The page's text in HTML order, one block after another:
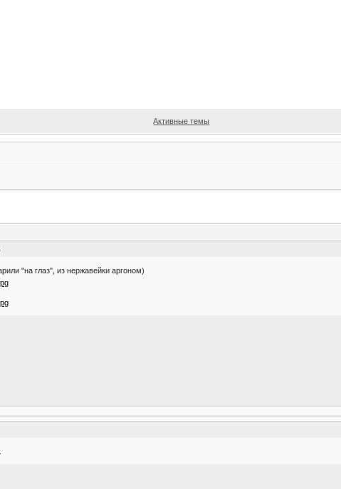
Активные темы
"на глаз", из нержавейки аргоном)